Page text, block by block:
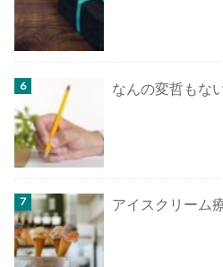
なんの変哲もな
アイスクリーム